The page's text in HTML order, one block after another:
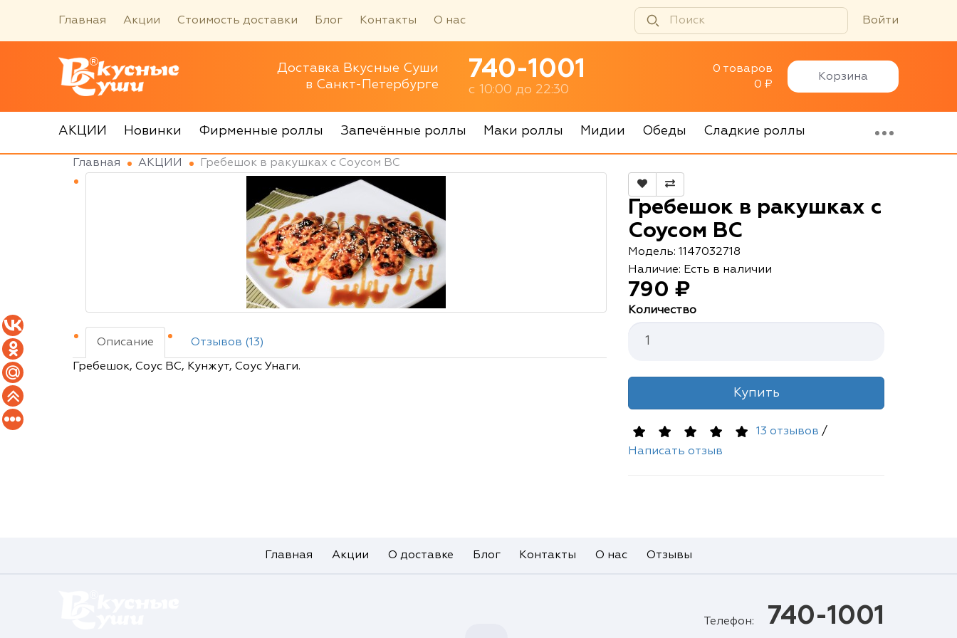
Главная Акции Стоимость доставки Блог Контакты О нас Войти
Доставка Вкусные Суши
в Санкт-Петербурге
740-1001
с 10:00 до 22:30
0 товаров
0 ₽
Корзина
АКЦИИ Новинки Фирменные роллы Запечённые роллы Маки роллы Мидии Обеды Сладкие роллы
Главная АКЦИИ Гребешок в ракушках с Соусом ВС
Описание Отзывов (13)
Гребешок, Соус ВС, Кунжут, Соус Унаги.
Гребешок в ракушках с
Соусом ВС
Модель: 1147032718
Наличие: Есть в наличии
790 ₽
Количество
Купить
13 отзывов /
Написать отзыв
Главная Акции О доставке Блог Контакты О нас Отзывы
Телефон: 740-1001